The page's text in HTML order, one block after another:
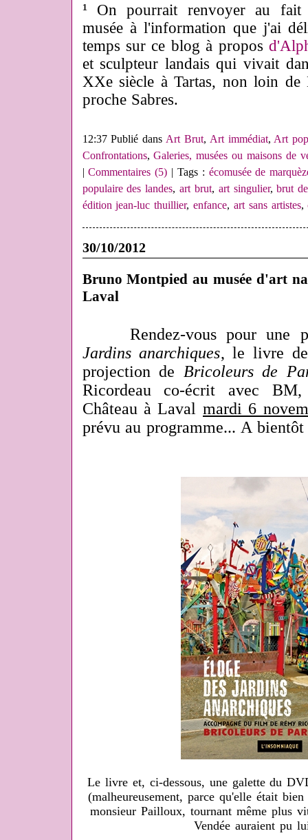
¹ On pourrait renvoyer au fait
musée à l'information que j'ai
temps sur ce blog à propos
et sculpteur landais qui vivait
XXe siècle à Tartas, non loin de
proche Sabres.
12:37 Publié dansArt Brut, Art immédiat,Art
Confrontations,Galeries, musées ou maisons de
|Commentaires (5) | Tags : écomusée de
populaire des landes,art brut, art singulier,brut
édition jean-luc thuillier,enfance, art sans artistes,
30/10/2012
Bruno Montpied au musée d'art
Laval
Rendez-vous pour une
Jardins anarchiques, le livre
projection de Bricoleurs de
Ricordeau co-écrit avec
Château à Laval mardi 6
prévu au programme... A bientôt
Le livre et, ci-dessous, une galette du
(malheureusement, parce qu'elle était
monsieur Pailloux, tournant même plus
Vendée auraient pu